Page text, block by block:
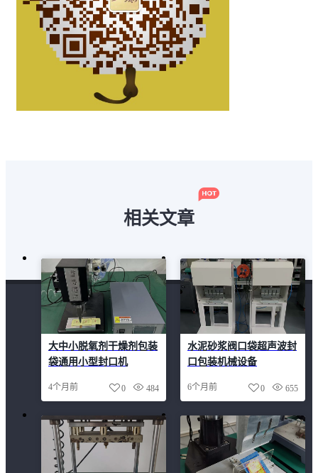
相关文章
大中小脱氧剂干燥剂包装
袋通用小型封口机
4个月前 484
0
水泥砂浆阀口袋超声波封
口包装机械设备
6个月前 655
0